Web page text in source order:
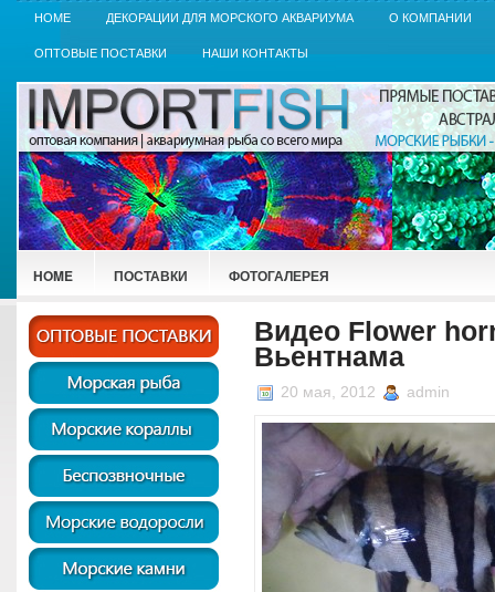
HOME ДЕКОРАЦИИ ДЛЯ МОРСКОГО АКВАРИУМА О КОМПАНИИ
ОПТОВЫЕ ПОСТАВКИ НАШИ КОНТАКТЫ
HOME ПОСТАВКИ ФОТОГАЛЕРЕЯ
Видео Flower
Вьентнама
20 мая, 2012 admin